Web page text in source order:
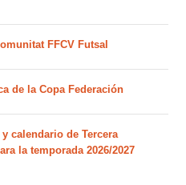
FFCV Futsal
de la Copa Federación
calendario de Tercera
la temporada 2026/2027